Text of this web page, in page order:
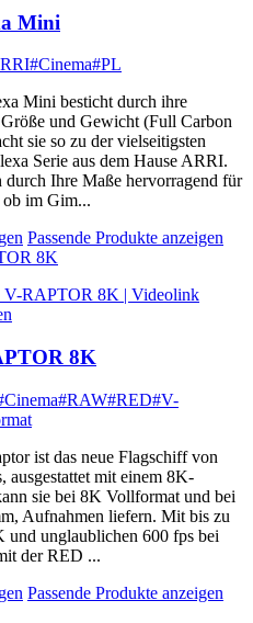
Mini
#Cinema#PL
Mini besticht durch ihre
und Gewicht (Full Carbon
sie so zu der vielseitigsten
Serie aus dem Hause ARRI.
durch Ihre Maße hervorragend für
ob im Gim...
Passende Produkte anzeigen
8K
8K
#RAW#RED#V-
ist das neue Flagschiff von
ausgestattet mit einem 8K-
sie bei 8K Vollformat und bei
Aufnahmen liefern. Mit bis zu
und unglaublichen 600 fps bei
der RED ...
Passende Produkte anzeigen